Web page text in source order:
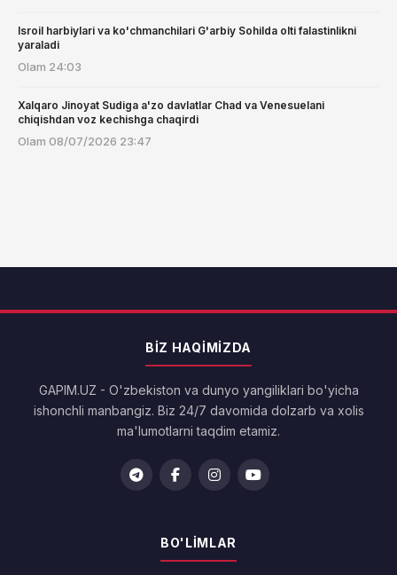
Isroil harbiylari va ko'chmanchilari G'arbiy Sohilda olti falastinlikni
yaraladi
Olam 24:03
Xalqaro Jinoyat Sudiga a'zo davlatlar Chad va Venesuelani
chiqishdan voz kechishga chaqirdi
Olam 08/07/2026 23:47
BIZ HAQIMIZDA
GAPIM.UZ - O'zbekiston va dunyo yangiliklari bo'yicha
ishonchli manbangiz. Biz 24/7 davomida dolzarb va xolis
ma'lumotlarni taqdim etamiz.
BO'LIMLAR